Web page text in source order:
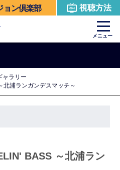
ョン倶楽部 視聴方法
メニュー
ャラリー
北浦ランガンデスマッチ～
BASS ～北浦ラン